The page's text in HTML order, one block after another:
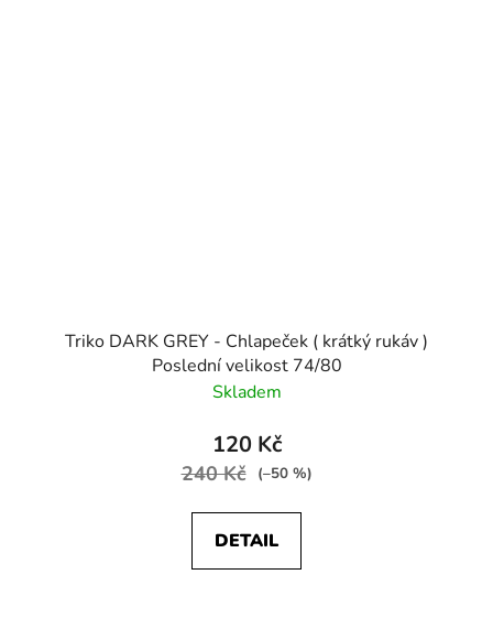
Triko DARK GREY - Chlapeček ( krátký rukáv )
Poslední velikost 74/80
Skladem
120 Kč
240 Kč (–50 %)
DETAIL